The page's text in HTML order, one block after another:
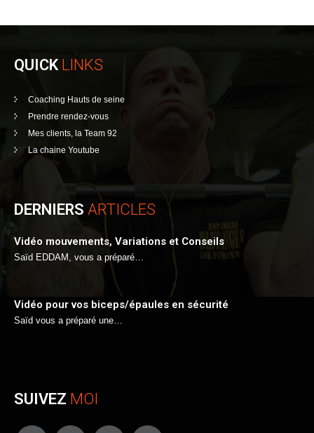
QUICK LINKS
Coaching Hauts de seine
Prendre rendez-vous
Mes clients, la Team 92
La chaine Youtube
DERNIERS ARTICLES
Vidéo mouvements, Variations et Conseils
Saïd EDDAM, vous a préparé…
Vidéo pour vos biceps/épaules en sécurité
Saïd vous a préparé une…
SUIVEZ MOI